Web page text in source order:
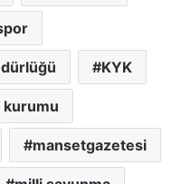
KYK
kurumu
mansetgazetesi